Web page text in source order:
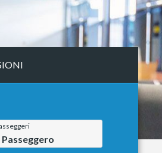
Passeggero